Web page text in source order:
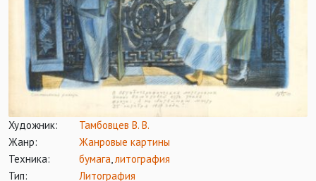
Художник:
Тамбовцев В. В.
Жанр:
Жанровые картины
Техника:
бумага,литография
Тип:
Литография